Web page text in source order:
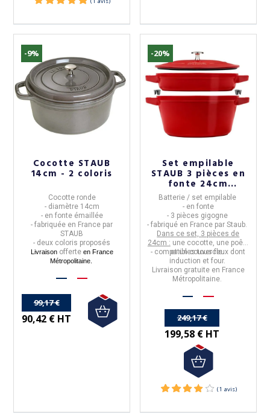
-9%
Cocotte STAUB
14cm - 2 coloris
Cocotte ronde
- diamètre 14cm
- en fonte émaillée
- fabriquée en France par
STAUB
- deux coloris proposés
Livraison offerteen France
Métropolitaine.
99,17 €
90,42 € HT
-20%
Set empilable
STAUB 3 pièces en
fonte 24cm
cocotte poêle - 3
coloris
Batterie / set empilable
- en fonte
- 3 pièces gigogne
- fabriqué en France par Staub.
Dans ce set, 3 pièces de
24cm : une cocotte, une poêle
et un couvercle.
- compatibles tous feux dont
induction et four.
Livraison gratuite en France
Métropolitaine.
249,17 €
199,58 € HT